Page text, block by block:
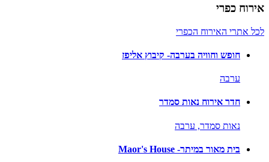
אירוח כפרי
לכל אתרי האירוח הכפרי
חופש וחוויה בערבה- קיבוץ אליפז
ערבה
חדר אירוח נאות סמדר
נאות סמדר, ערבה
בית מאור במיתר- Maor's House